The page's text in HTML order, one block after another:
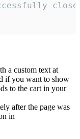
a custom text at
if you want to show
to the cart in your
after the page was
in